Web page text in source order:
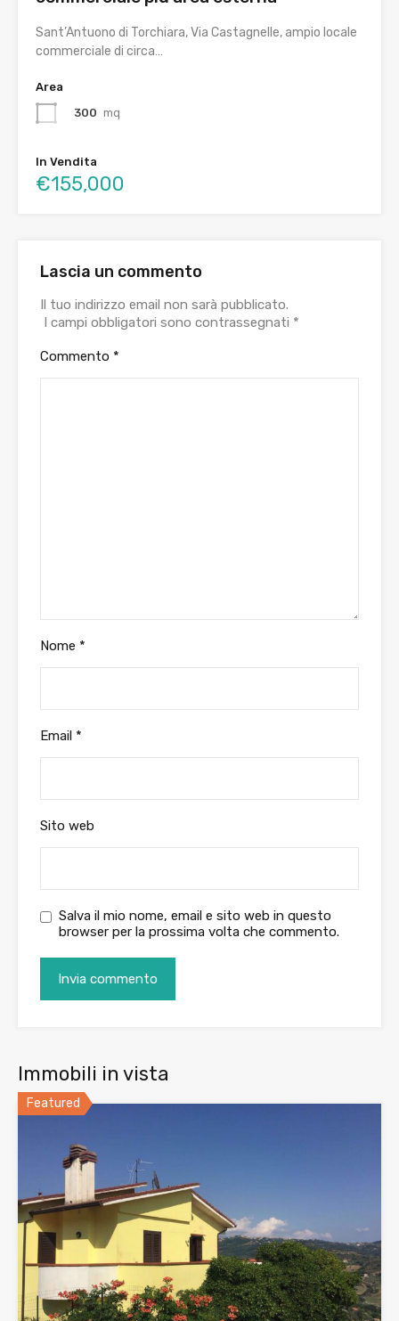
Sant’Antuono di Torchiara, Via Castagnelle, ampio locale
commerciale di circa…
Area
300 mq
In Vendita
€155,000
Lascia un commento
Il tuo indirizzo email non sarà pubblicato.
I campi obbligatori sono contrassegnati *
Commento *
Nome *
Email *
Sito web
Salva il mio nome, email e sito web in questo
browser per la prossima volta che commento.
Immobili in vista
Featured